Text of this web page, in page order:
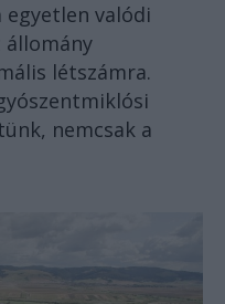
valódi
állomány
létszámra.
nemcsak a